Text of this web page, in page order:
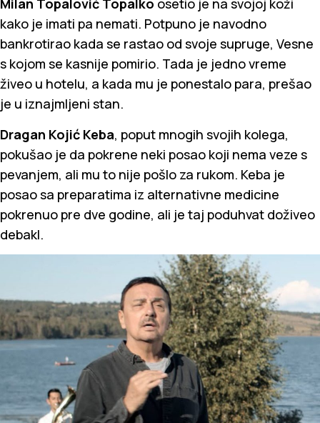
Milan Topalović Topalko osetio je na svojoj koži
kako je imati pa nemati. Potpuno je navodno
bankrotirao kada se rastao od svoje supruge, Vesne
s kojom se kasnije pomirio. Tada je jedno vreme
živeo u hotelu, a kada mu je ponestalo para, prešao
je u iznajmljeni stan.
Dragan Kojić Keba, poput mnogih svojih kolega,
pokušao je da pokrene neki posao koji nema veze s
pevanjem, ali mu to nije pošlo za rukom. Keba je
posao sa preparatima iz alternativne medicine
pokrenuo pre dve godine, ali je taj poduhvat doživeo
debakl.